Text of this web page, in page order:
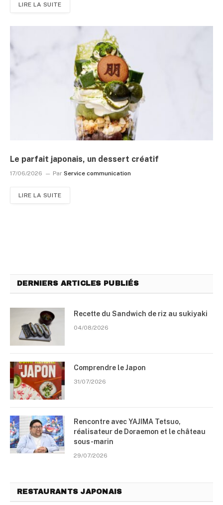
LIRE LA SUITE
Le parfait japonais, un dessert créatif
17/06/2026 Par Service communication
LIRE LA SUITE
DERNIERS ARTICLES PUBLIÉS
Recette du Sandwich de riz au sukiyaki
04/08/2026
Comprendre le Japon
31/07/2026
Rencontre avec YAJIMA Tetsuo,
réalisateur de Doraemon et le château
sous-marin
29/07/2026
RESTAURANTS JAPONAIS